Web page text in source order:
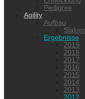
Pedigree
Agility
Aufbau
Slalom
Ergebnisse
2019
2018
2017
2016
2015
2014
2013
2012